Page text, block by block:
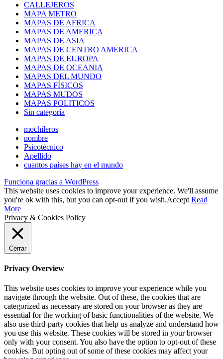
CALLEJEROS
MAPA METRO
MAPAS DE AFRICA
MAPAS DE AMERICA
MAPAS DE ASIA
MAPAS DE CENTRO AMERICA
MAPAS DE EUROPA
MAPAS DE OCEANIA
MAPAS DEL MUNDO
MAPAS FÍSICOS
MAPAS MUDOS
MAPAS POLITICOS
Sin categoría
mochileros
nombre
Psicotécnico
Apellido
cuantos países hay en el mundo
Funciona gracias a WordPress
This website uses cookies to improve your experience. We'll assume
you're ok with this, but you can opt-out if you wish.Accept Read
More
Privacy & Cookies Policy
Cerrar
Privacy Overview
This website uses cookies to improve your experience while you
navigate through the website. Out of these, the cookies that are
categorized as necessary are stored on your browser as they are
essential for the working of basic functionalities of the website. We
also use third-party cookies that help us analyze and understand how
you use this website. These cookies will be stored in your browser
only with your consent. You also have the option to opt-out of these
cookies. But opting out of some of these cookies may affect your